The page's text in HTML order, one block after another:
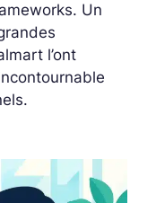
Un
l’ont